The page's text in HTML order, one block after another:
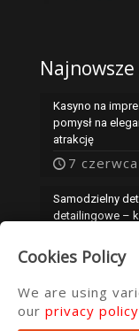
Kasyno na
pomysł na
atrakcję
7
Samodzielny
detailingowe –
25 maja
Cookies Policy
We are using
our privacy policy